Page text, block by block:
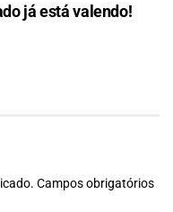
já está valendo!
Campos obrigatórios